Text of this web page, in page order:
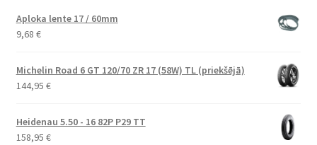
Aploka lente 17 / 60mm
9,68 €
Michelin Road 6 GT 120/70 ZR 17 (58W) TL (priekšējā)
144,95 €
Heidenau 5.50 - 16 82P P29 TT
158,95 €